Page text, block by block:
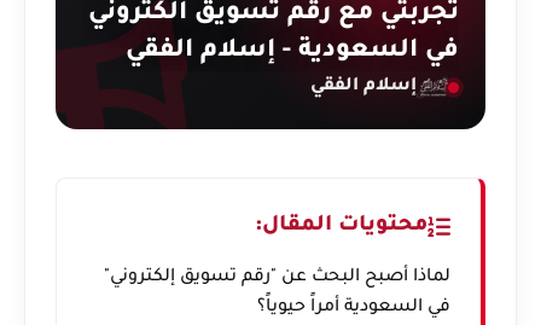
تجربتي مع رقم تسويق الكتروني
في السعودية - إسلام الفقي
إسلام الفقي
محتويات المقال:
لماذا أصبح البحث عن "رقم تسويق إلكتروني"
في السعودية أمراً حيوياً؟